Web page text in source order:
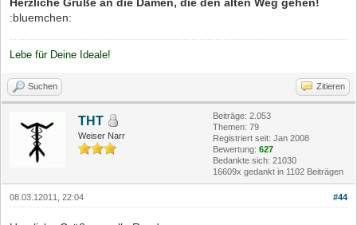
:bluemchen:
Lebe für Deine Ideale!
Suchen Zitieren
THT
Weiser Narr
Beiträge: 2.053
Themen: 79
Registriert seit: Jan 2008
Bewertung: 627
Bedankte sich: 21030
16609x gedankt in 1102 Beiträgen
#44
08.03.12011, 22:04